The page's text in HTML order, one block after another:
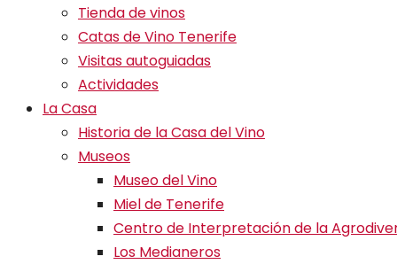
Tienda de vinos
Catas de Vino Tenerife
Visitas autoguiadas
Actividades
La Casa
Historia de la Casa del Vino
Museos
Museo del Vino
Miel de Tenerife
Centro de Interpretación de la
Los Medianeros